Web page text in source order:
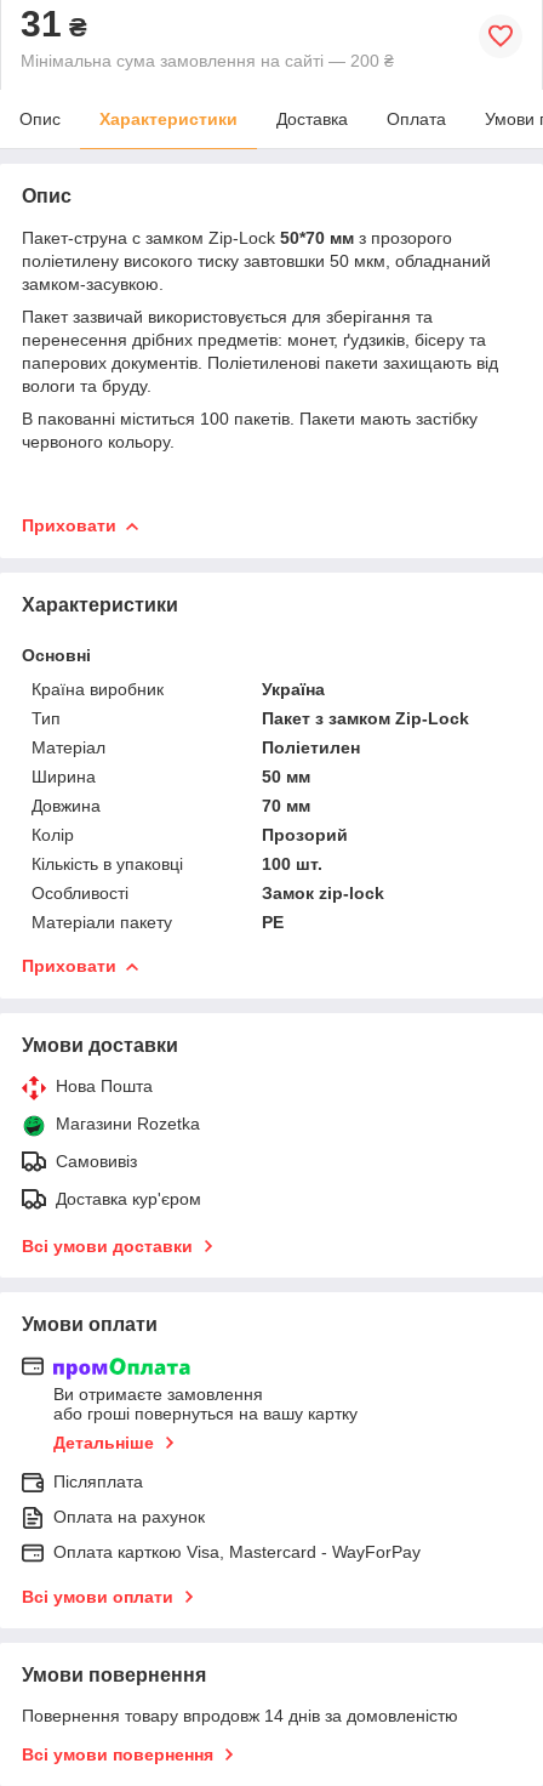
31 ₴
Мінімальна сума замовлення на сайті — 200 ₴
Опис Характеристики Доставка Оплата Умови
Опис
Пакет-струна с замком Zip-Lock 50*70 мм з прозорого
поліетилену високого тиску завтовшки 50 мкм, обладнаний
замком-засувкою.
Пакет зазвичай використовується для зберігання та
перенесення дрібних предметів: монет, ґудзиків, бісеру та
паперових документів. Поліетиленові пакети захищають від
вологи та бруду.
В пакованні міститься 100 пакетів. Пакети мають застібку
червоного кольору.
Приховати
Характеристики
Основні
Країна виробник
Україна
Тип
Пакет з замком Zip-Lock
Матеріал
Поліетилен
Ширина
50 мм
Довжина
70 мм
Колір
Прозорий
Кількість в упаковці
100 шт.
Особливості
Замок zip-lock
Матеріали пакету
РЕ
Приховати
Умови доставки
Нова Пошта
Магазини Rozetka
Самовивіз
Доставка кур'єром
Всі умови доставки
Умови оплати
Ви отримаєте замовлення
або гроші повернуться на вашу картку
Детальніше
Післяплата
Оплата на рахунок
Оплата карткою Visa, Mastercard - WayForPay
Всі умови оплати
Умови повернення
Повернення товару впродовж 14 днів за домовленістю
Всі умови повернення